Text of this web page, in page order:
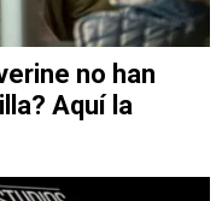
no han
Aquí la